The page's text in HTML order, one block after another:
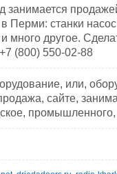
занимается
Перми: станки
много другое.
(800) 550-02-88
или,
сайте,